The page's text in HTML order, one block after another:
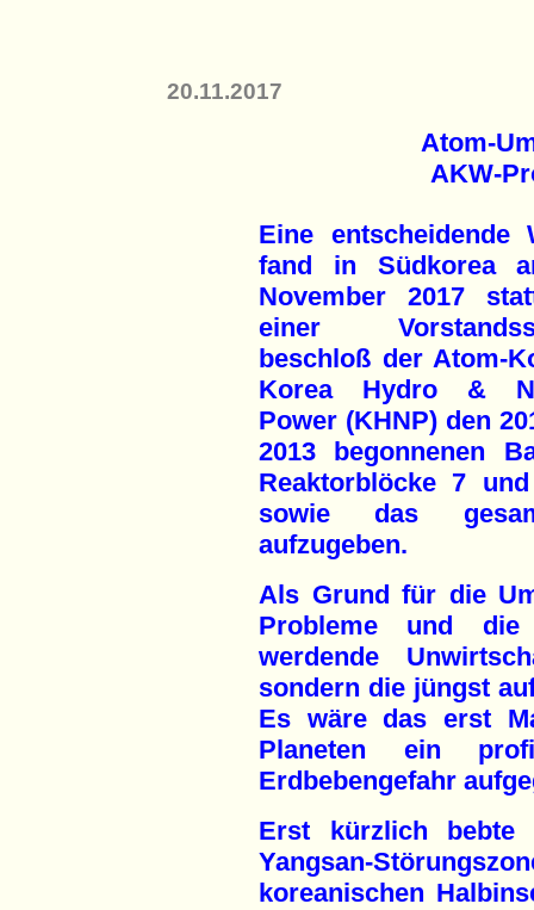
20.11.2017
Atom-
AKW-
Eine entscheidende
fand in Südkorea
November 2017
einer
beschloß der Atom-
Korea Hydro &
Power (KHNP) den
2013 begonnenen
Reaktorblöcke 7
sowie das
aufzugeben.
Als Grund für die
Probleme und
werdende
sondern die jüngst
Es wäre das erst
Planeten ein
Erdbebengefahr
Erst kürzlich
Yangsan-
koreanischen